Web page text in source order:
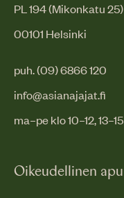
PL 194 (Mikonkatu 25)
00101 Helsinki
puh. (09) 6866 120
info@asianajajat.fi
ma–pe klo 10–12, 13–15
Oikeudellinen apu